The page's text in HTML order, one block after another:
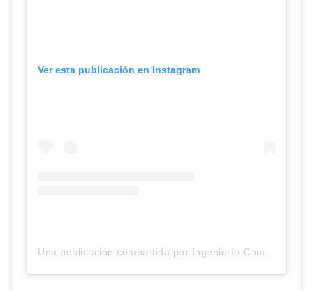
Ver esta publicación en Instagram